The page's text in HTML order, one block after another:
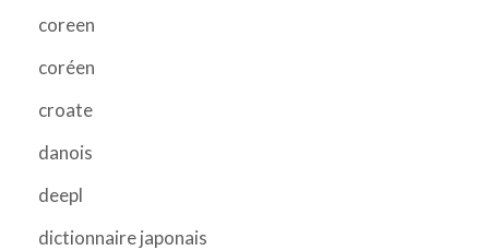
coreen
coréen
croate
danois
deepl
dictionnaire japonais